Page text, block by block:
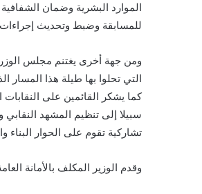
الموارد البشرية وضمان
للمسابقة وضبط وتحديث إجراءات
ومن جهة أخرى يغتنم مجلس
التي تحلوا بها طيلة هذا المسار
كما يشكر القائمين على النقابات
سبيلا إلى تنظيم المشهد النقابي
تشاركية تقوم على الحوار البناء
وقدم الوزير المكلف بالأمانة